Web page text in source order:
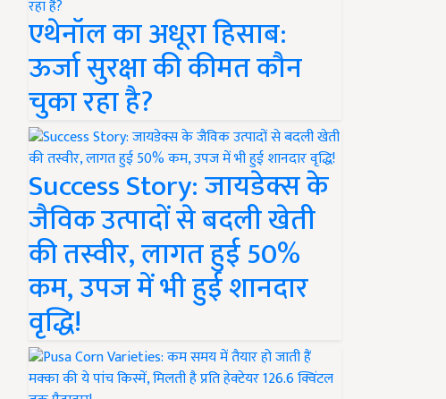
एथेनॉल का अधूरा हिसाब:
ऊर्जा सुरक्षा की कीमत कौन
चुका रहा है?
Success Story: जायडेक्स के
जैविक उत्पादों से बदली खेती
की तस्वीर, लागत हुई 50%
कम, उपज में भी हुई शानदार
वृद्धि!